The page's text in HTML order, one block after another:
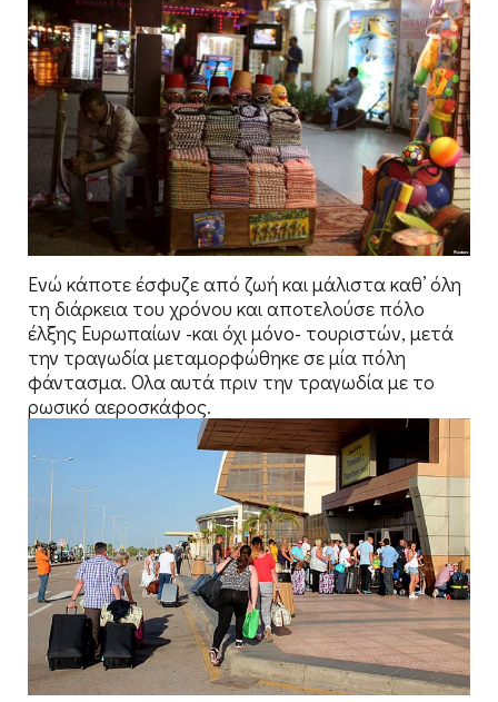
Ενώ κάποτε έσφυζε από ζωή και μάλιστα καθ’ όλη
τη διάρκεια του χρόνου και αποτελούσε πόλο
έλξης Ευρωπαίων -και όχι μόνο- τουριστών, μετά
την τραγωδία μεταμορφώθηκε σε μία πόλη
φάντασμα. Ολα αυτά πριν την τραγωδία με το
ρωσικό αεροσκάφος.